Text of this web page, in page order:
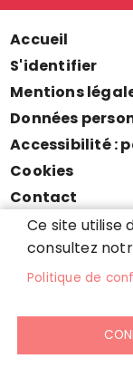
Menu
Pied
de
page
Accueil
S'identifier
Mentions
Données
Accessibilité :
Cookies
Contact
Presse
Plan du site
Ce site utilise
consultez
Politique de